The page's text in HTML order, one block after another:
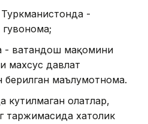
-
- ватандош мақомини
махсус давлат
берилган маълумотнома.
ҳолатлар,
таржимасида хатолик